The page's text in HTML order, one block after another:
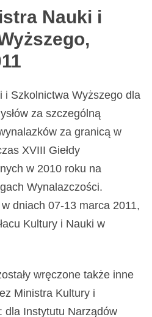
Nauki i
i Szkolnictwa Wyższego dla
za szczególną
za granicą w
XVIII Giełdy
w 2010 roku na
Wynalazczości.
dniach 07-13 marca 2011,
Kultury i Nauki w
wręczone także inne
Ministra Kultury i
dla Instytutu Narządów